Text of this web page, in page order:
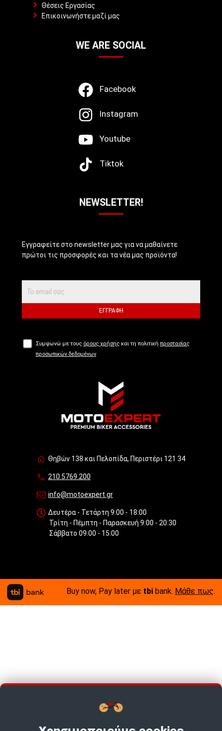
Θέσεις Εργασίας
Επικοινωνήστε μαζί μας
WE ARE SOCIAL
Facebook
Instagram
Youtube
Tiktok
NEWSLETTER!
Εγγραφείτε στο newsletter μας για να μαθαίνετε
πρώτοι τις προσφορές και τα νέα μας προϊόντα!
ΕΓΓΡΑΦΉ
Συμφωνώ με τους όρους χρήσης και τη πολιτική προστασίας
προσωπικών δεδομένων
Θηβών 138 και Πελοπίδα, Περιστέρι 121 34
210.5769.200
info@motoexpert.gr
Δευτέρα - Τετάρτη 9:00 - 18:00
Τρίτη - Πέμπτη - Παρασκευή 9:00 - 20:30
Σάββατο 09:00 - 15:00
Buy now, Pay later με tbi bank. Μάθε πως.